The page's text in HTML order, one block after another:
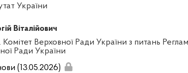
України
Віталійович
Верховної Ради України з питань
Ради України
(13.05.2026)